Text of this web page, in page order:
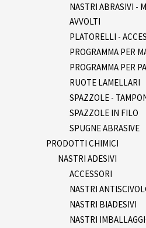
NASTRI ABRASIVI -
AVVOLTI
PLATORELLI -
PROGRAMMA PER
PROGRAMMA PER
RUOTE LAMELLARI
SPAZZOLE -
SPAZZOLE IN FILO
SPUGNE ABRASIVE
PRODOTTI CHIMICI
NASTRI ADESIVI
ACCESSORI
NASTRI
NASTRI BIADESIVI
NASTRI